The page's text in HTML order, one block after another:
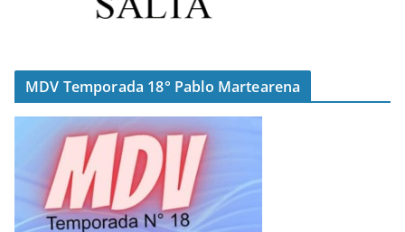
MDV Temporada 18° Pablo Martearena